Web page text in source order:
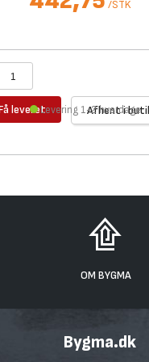
/STK
leveret Afhent i
Levering 1-2 hverdage
OM BYGMA
Bygma.dk